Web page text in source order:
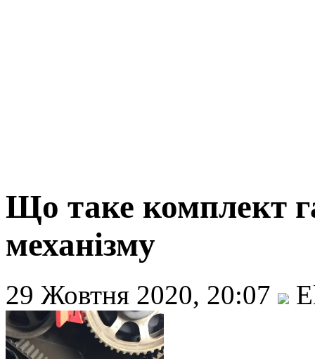
Що таке комплект
механізму
29 Жовтня 2020, 20:07